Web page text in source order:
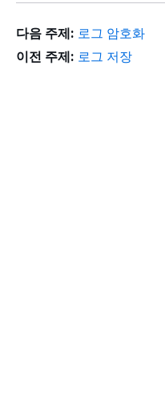
다음 주제: 로그 암호화
이전 주제: 로그 저장